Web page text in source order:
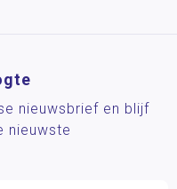
nieuwsbrief en blijf
nieuwste